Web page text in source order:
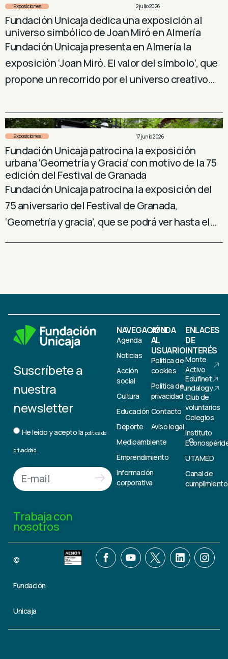
Exposiciones 2 julio 2026
Fundación Unicaja dedica una exposición al
universo simbólico de Joan Miró en Almería
Fundación Unicaja presenta en Almería la
exposición ‘Joan Miró. El valor del símbolo’, que
propone un recorrido por el universo creativo…
Exposiciones 17 junio 2026
Fundación Unicaja patrocina la exposición
urbana ‘Geometría y Gracia’ con motivo de la 75
edición del Festival de Granada
Fundación Unicaja patrocina la exposición del
75 aniversario del Festival de Granada,
‘Geometría y gracia’, que se podrá ver hasta el…
Suscríbete a
nuestra
newsletter
He leído y acepto la política de
privacidad.
Trabaja con
nosotros
NAVEGACIÓN
Agenda
Noticias
Acción
social
Cultura
Educación
Deporte
Medioambiente
Emprendimiento
Información
corporativa
AYUDA
AL
USUARIO
Política de
cookies
Política de
privacidad
Contacto
Aviso legal
ENLACES
DE
INTERÉS
Monte
Activo
Edufinet
Fundalogy
Club de
voluntarios
Colegios
Instituto
UTAMED
Canal de
cumplimiento
©
Fundación
Unicaja